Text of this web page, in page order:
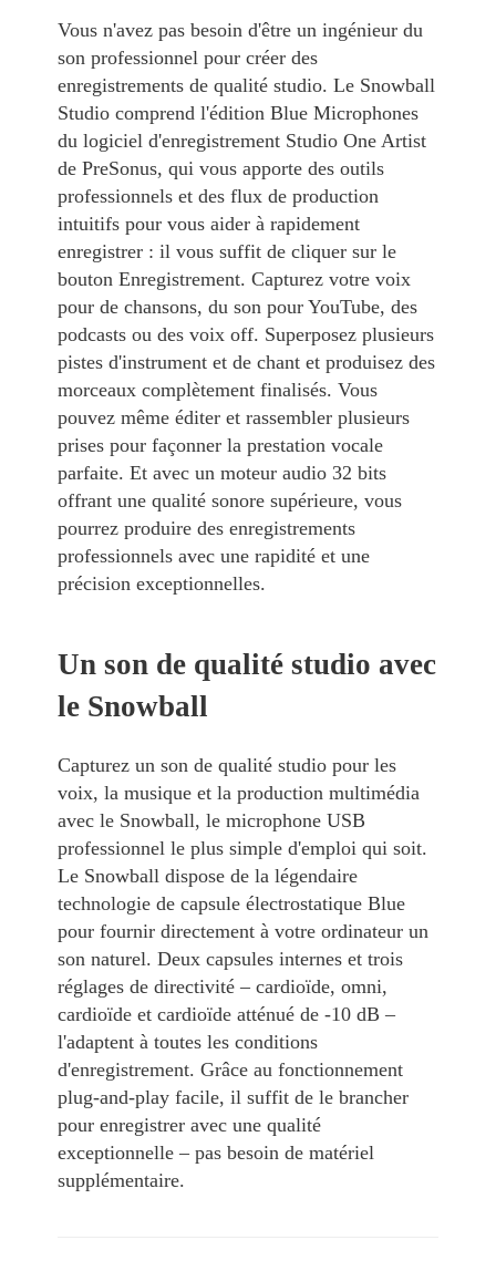
Vous n'avez pas besoin d'être un ingénieur du
son professionnel pour créer des
enregistrements de qualité studio. Le Snowball
Studio comprend l'édition Blue Microphones
du logiciel d'enregistrement Studio One Artist
de PreSonus, qui vous apporte des outils
professionnels et des flux de production
intuitifs pour vous aider à rapidement
enregistrer : il vous suffit de cliquer sur le
bouton Enregistrement. Capturez votre voix
pour de chansons, du son pour YouTube, des
podcasts ou des voix off. Superposez plusieurs
pistes d'instrument et de chant et produisez des
morceaux complètement finalisés. Vous
pouvez même éditer et rassembler plusieurs
prises pour façonner la prestation vocale
parfaite. Et avec un moteur audio 32 bits
offrant une qualité sonore supérieure, vous
pourrez produire des enregistrements
professionnels avec une rapidité et une
précision exceptionnelles.
Un son de qualité studio avec
le Snowball
Capturez un son de qualité studio pour les
voix, la musique et la production multimédia
avec le Snowball, le microphone USB
professionnel le plus simple d'emploi qui soit.
Le Snowball dispose de la légendaire
technologie de capsule électrostatique Blue
pour fournir directement à votre ordinateur un
son naturel. Deux capsules internes et trois
réglages de directivité – cardioïde, omni,
cardioïde et cardioïde atténué de -10 dB –
l'adaptent à toutes les conditions
d'enregistrement. Grâce au fonctionnement
plug-and-play facile, il suffit de le brancher
pour enregistrer avec une qualité
exceptionnelle – pas besoin de matériel
supplémentaire.